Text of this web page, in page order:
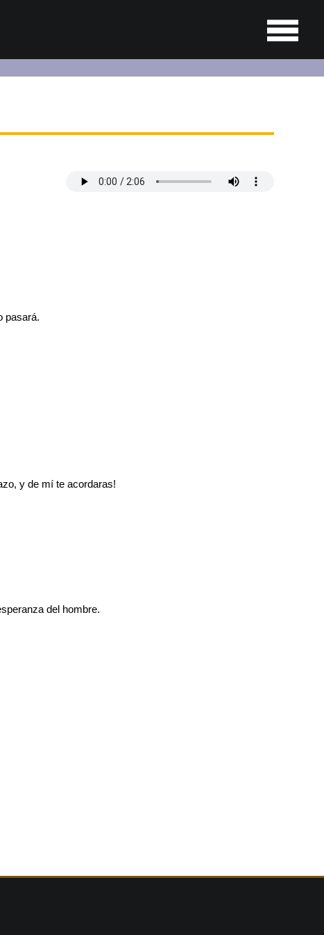
pasará.
y de mí te acordaras!
del hombre.